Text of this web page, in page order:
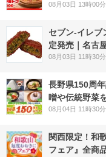
08月03日 13時00分
セブン-イレブ
定発売｜名古
08月03日 11時30分
長野県150周
噌や伝統野菜
08月04日 11時30分
関西限定！和
フェア』全商